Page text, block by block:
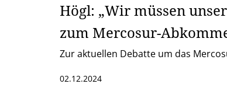
Högl: „Wir müssen
zum Mercosur-
Zur aktuellen Debatte um das
02.12.2024